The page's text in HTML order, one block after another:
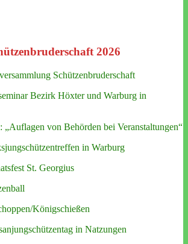
2026
Schützenbruderschaft
Bezirk Höxter und Warburg in
von Behörden bei Veranstaltungen“
in Warburg
St. Georgius
Königschießen
in Natzungen